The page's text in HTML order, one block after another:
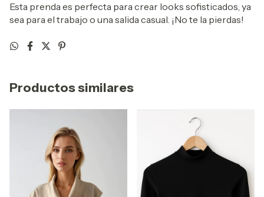
Esta prenda es perfecta para crear looks sofisticados, ya
sea para el trabajo o una salida casual. ¡No te la pierdas!
Productos similares